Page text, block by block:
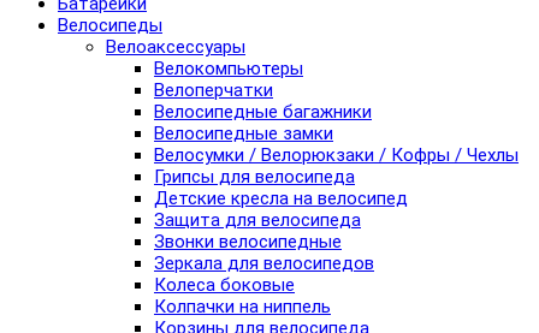
Велосипеды
Велоаксессуары
Велокомпьютеры
Велоперчатки
Велосипедные багажники
Велосипедные замки
Велосумки / Велорюкзаки / Кофры / Чехлы
Грипсы для велосипеда
Детские кресла на велосипед
Защита для велосипеда
Звонки велосипедные
Зеркала для велосипедов
Колеса боковые
Колпачки на ниппель
Корзины для велосипеда